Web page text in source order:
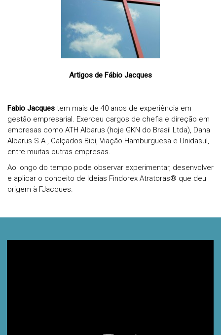
Artigos de Fábio Jacques
Fabio Jacques tem mais de 40 anos de experiência em
gestão empresarial. Exerceu cargos de chefia e direção em
empresas como ATH Albarus (hoje GKN do Brasil Ltda), Dana
Albarus S.A., Calçados Bibi, Viação Hamburguesa e Unidasul,
entre muitas outras empresas.
Ao longo do tempo pode observar experimentar, desenvolver
e aplicar o conceito de Ideias Findorex Atratoras® que deu
origem à FJacques.